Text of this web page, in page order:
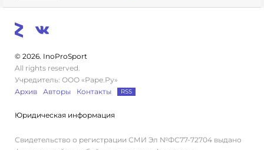
© 2026. InoProSport
All rights reserved.
Учредитель: ООО «Раре.Ру»
Архив
Авторы Контакты RSS
Юридическая информация
Свидетельство о регистрации СМИ Эл №ФС77-72704 выдано